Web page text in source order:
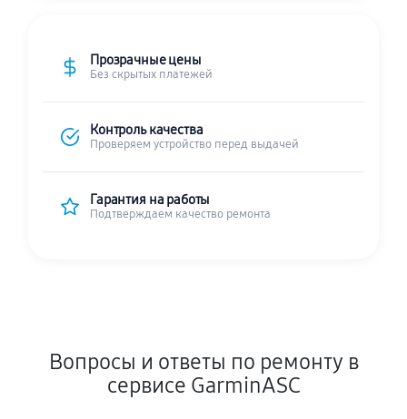
Прозрачные цены
Без скрытых платежей
Контроль качества
Проверяем устройство перед выдачей
Гарантия на работы
Подтверждаем качество ремонта
Вопросы и ответы по ремонту в
сервисе GarminASC